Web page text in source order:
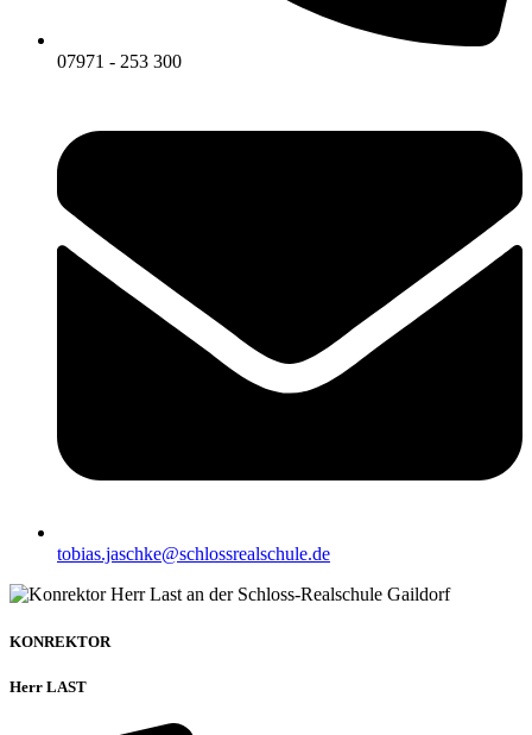
07971 - 253 300
tobias.jaschke@schlossrealschule.de
KONREKTOR
Herr LAST